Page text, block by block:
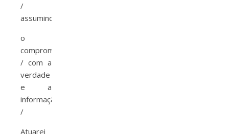
/
assumindo
o
compromisso
/ com a
verdade
e a
informação.
/
Atuarei